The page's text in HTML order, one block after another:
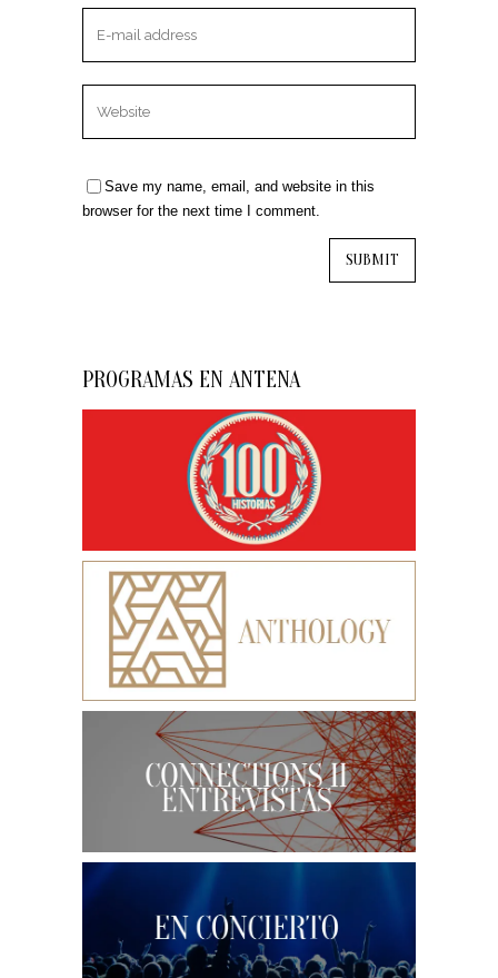
Save my name, email, and website in this
browser for the next time I comment.
PROGRAMAS EN ANTENA